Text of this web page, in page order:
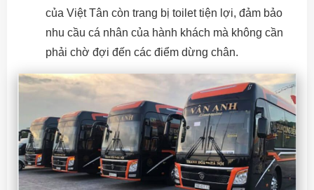
của Việt Tân còn trang bị toilet tiện lợi, đảm bảo
nhu cầu cá nhân của hành khách mà không cần
phải chờ đợi đến các điểm dừng chân.